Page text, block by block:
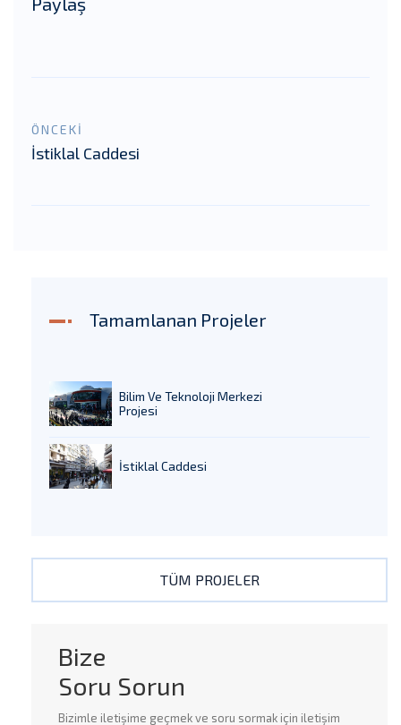
ÖNCEKİ
İstiklal Caddesi
Tamamlanan Projeler
Bilim Ve Teknoloji Merkezi
Projesi
İstiklal Caddesi
TÜM PROJELER
Bize
Soru Sorun
Bizimle iletişime geçmek ve soru sormak için iletişim